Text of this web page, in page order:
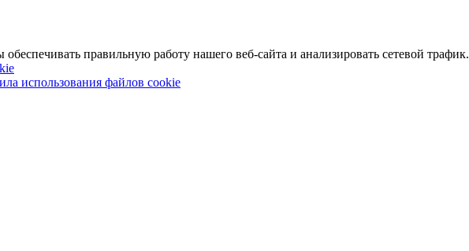
правильную работу нашего веб-сайта и анализировать сетевой трафик.
использования файлов cookie